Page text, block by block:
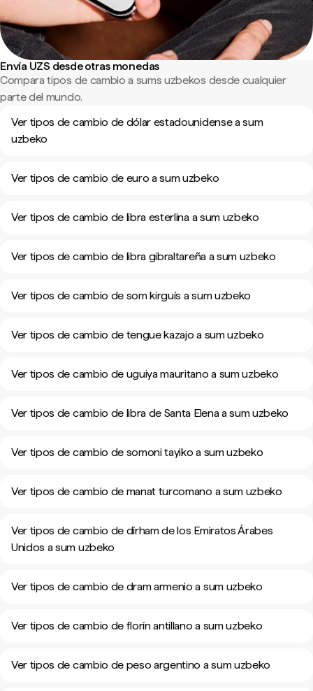
Envía UZS desde otras monedas
Compara tipos de cambio a sums uzbekos desde cualquier
parte del mundo.
Ver tipos de cambio de dólar estadounidense a sum
uzbeko
Ver tipos de cambio de euro a sum uzbeko
Ver tipos de cambio de libra esterlina a sum uzbeko
Ver tipos de cambio de libra gibraltareña a sum uzbeko
Ver tipos de cambio de som kirguís a sum uzbeko
Ver tipos de cambio de tengue kazajo a sum uzbeko
Ver tipos de cambio de uguiya mauritano a sum uzbeko
Ver tipos de cambio de libra de Santa Elena a sum uzbeko
Ver tipos de cambio de somoni tayiko a sum uzbeko
Ver tipos de cambio de manat turcomano a sum uzbeko
Ver tipos de cambio de dírham de los Emiratos Árabes
Unidos a sum uzbeko
Ver tipos de cambio de dram armenio a sum uzbeko
Ver tipos de cambio de florín antillano a sum uzbeko
Ver tipos de cambio de peso argentino a sum uzbeko